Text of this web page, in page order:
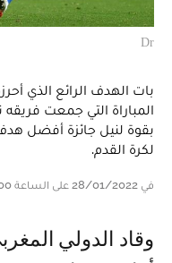
Dr
بات الهدف الرائع الذي
المباراة التي جمعت
بقوة لنيل جائزة أفضل
لكرة القدم.
في 28/01/2022 على الساعة 18:00
وقاد الدولي المغربي ناديه إلى انتصار مهم